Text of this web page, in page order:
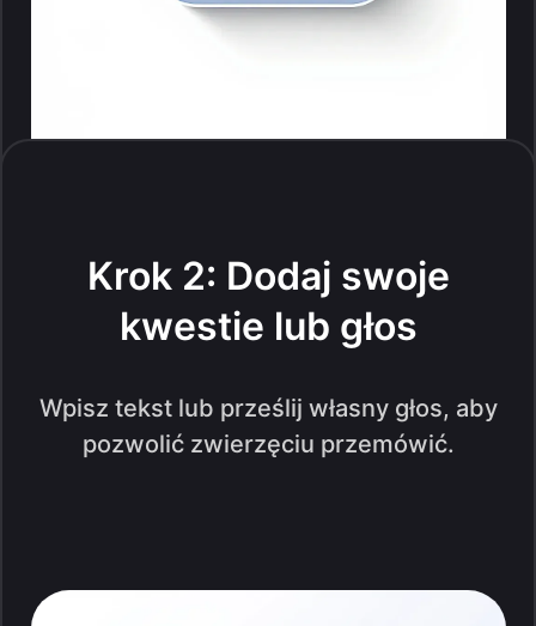
Krok 2: Dodaj swoje
kwestie lub głos
Wpisz tekst lub prześlij własny głos, aby
pozwolić zwierzęciu przemówić.